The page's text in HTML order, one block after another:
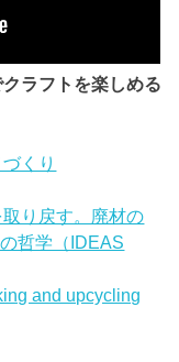
ラフトを楽しめる
くり
り戻す。廃材の
哲学（IDEAS
and upcycling